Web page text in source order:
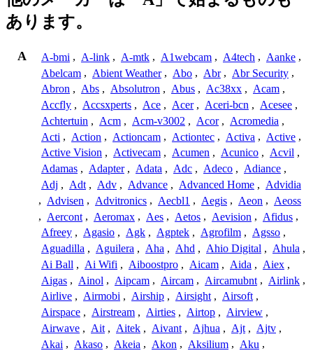
あります。
A A-bmi , A-link , A-mtk , A1webcam , A4tech , Aanke ,
Abelcam , Abient Weather , Abo , Abr , Abr Security ,
Abron , Abs , Absolutron , Abus , Ac38xx , Acam ,
Accfly , Accsxperts , Ace , Acer , Aceri-bcn , Acesee ,
Achtertuin , Acm , Acm-v3002 , Acor , Acromedia ,
Acti , Action , Actioncam , Actiontec , Activa , Active ,
Active Vision , Activecam , Acumen , Acunico , Acvil ,
Adamas , Adapter , Adata , Adc , Adeco , Adiance ,
Adj , Adt , Adv , Advance , Advanced Home , Advidia
, Advisen , Advitronics , Aecbl1 , Aegis , Aeon , Aeoss
, Aercont , Aeromax , Aes , Aetos , Aevision , Afidus ,
Afreey , Agasio , Agk , Agptek , Agrofilm , Agsso ,
Aguadilla , Aguilera , Aha , Ahd , Ahio Digital , Ahula ,
Ai Ball , Ai Wifi , Aiboostpro , Aicam , Aida , Aiex ,
Aigas , Ainol , Aipcam , Aircam , Aircamubnt , Airlink ,
Airlive , Airmobi , Airship , Airsight , Airsoft ,
Airspace , Airstream , Airties , Airtop , Airview ,
Airwave , Ait , Aitek , Aivant , Ajhua , Ajt , Ajtv ,
Akai , Akaso , Akeia , Akon , Aksilium , Aku ,